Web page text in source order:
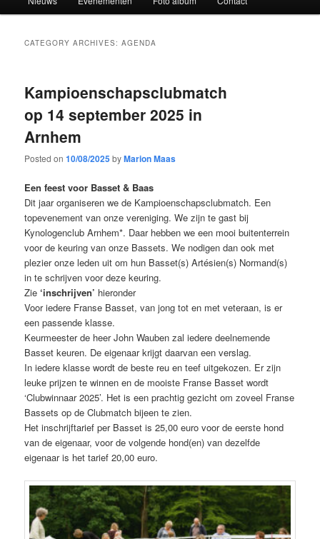
CATEGORY ARCHIVES:AGENDA
Kampioenschapsclubmatch
op 14 september 2025 in
Arnhem
Posted on10/08/2025byMarion Maas
Een feest voor Basset & Baas
Dit jaar organiseren we de Kampioenschapsclubmatch. Een
topevenement van onze vereniging. We zijn te gast bij
Kynologenclub Arnhem*. Daar hebben we een mooi buitenterrein
voor de keuring van onze Bassets. We nodigen dan ook met
plezier onze leden uit om hun Basset(s) Artésien(s) Normand(s)
in te schrijven voor deze keuring.
Zie‘inschrijven’ hieronder
Voor iedere Franse Basset, van jong tot en met veteraan, is er
een passende klasse.
Keurmeester de heer John Wauben zal iedere deelnemende
Basset keuren. De eigenaar krijgt daarvan een verslag.
In iedere klasse wordt de beste reu en teef uitgekozen. Er zijn
leuke prijzen te winnen en de mooiste Franse Basset wordt
‘Clubwinnaar 2025’. Het is een prachtig gezicht om zoveel Franse
Bassets op de Clubmatch bijeen te zien.
Het inschrijftarief per Basset is 25,00 euro voor de eerste hond
van de eigenaar, voor de volgende hond(en) van dezelfde
eigenaar is het tarief 20,00 euro.